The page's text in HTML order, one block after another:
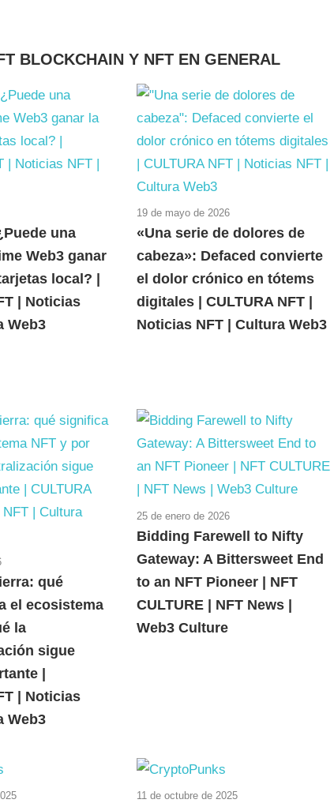
BLOCKCHAIN Y NFT EN GENERAL
una
Web3 ganar
local? |
| Noticias
Web3
19 de mayo de 2026
«Una serie de dolores de
cabeza»: Defaced convierte
el dolor crónico en tótems
digitales | CULTURA NFT |
Noticias NFT | Cultura Web3
qué
el ecosistema
la
sigue
|
| Noticias
Web3
25 de enero de 2026
Bidding Farewell to Nifty
Gateway: A Bittersweet End
to an NFT Pioneer | NFT
CULTURE | NFT News |
Web3 Culture
11 de octubre de 2025